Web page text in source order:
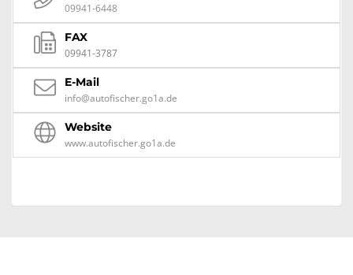
09941-6448
FAX
09941-3787
E-Mail
info@autofischer.go1a.de
Website
www.autofischer.go1a.de